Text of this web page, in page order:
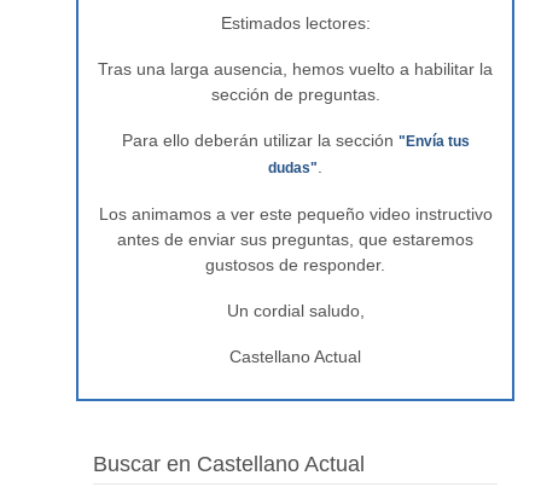
Estimados lectores:
Tras una larga ausencia, hemos vuelto a habilitar la
sección de preguntas.
Para ello deberán utilizar la sección "Envía tus
dudas".
Los animamos a ver este pequeño video instructivo
antes de enviar sus preguntas, que estaremos
gustosos de responder.
Un cordial saludo,
Castellano Actual
Buscar en Castellano Actual